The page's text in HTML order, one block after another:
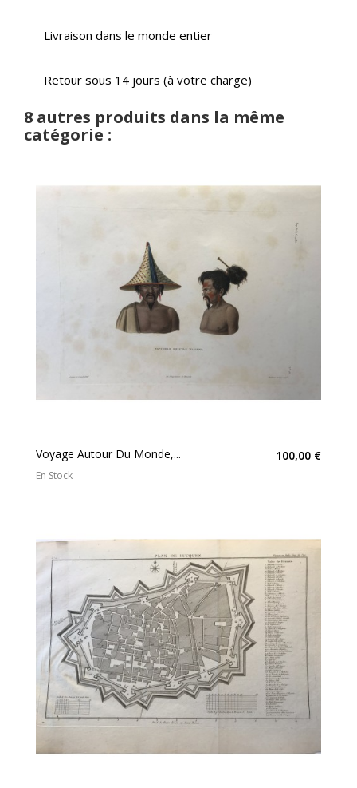
Livraison dans le monde entier
Retour sous 14 jours (à votre charge)
8 autres produits dans la même
catégorie :
Voyage Autour Du Monde,... 100,00 €
En Stock